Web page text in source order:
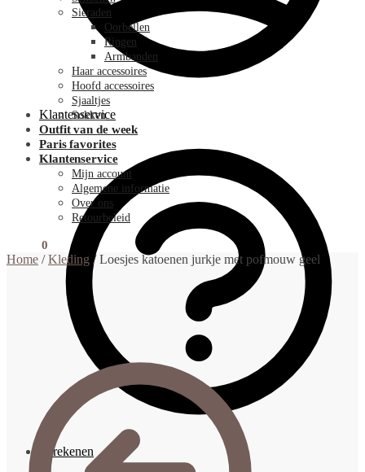
Klantenservice
Afrekenen
Sieraden
Oorbellen
Ringen
Armbanden
Haar accessoires
Hoofd accessoires
Sjaaltjes
Sokken
Outfit van de week
Paris favorites
Klantenservice
Mijn account
Algemene informatie
Over ons
Retourbeleid
0
Home /Kleding /Loesjes katoenen jurkje met pofmouw geel